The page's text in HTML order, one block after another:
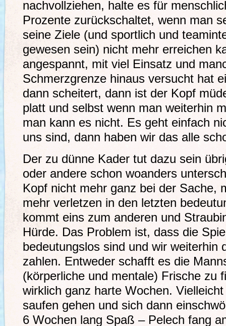
nachvollziehen, halte es für
Prozente zurückschaltet, wenn man
seine Ziele (und sportlich und
gewesen sein) nicht mehr erreichen
angespannt, mit viel Einsatz und
Schmerzgrenze hinaus versucht hat
dann scheitert, dann ist der Kopf
platt und selbst wenn man weiterhin
man kann es nicht. Es geht einfach
uns sind, dann haben wir das alle
Der zu dünne Kader tut dazu sein
oder andere schon woanders
Kopf nicht mehr ganz bei der Sache,
mehr verletzen in den letzten
kommt eins zum anderen und
Hürde. Das Problem ist, dass die
bedeutungslos sind und wir weiterhin
zahlen. Entweder schafft es die
(körperliche und mentale) Frische zu
wirklich ganz harte Wochen.
saufen gehen und sich dann
6 Wochen lang Spaß – Pelech fang